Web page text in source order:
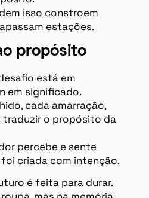
isso constroem
estações.
propósito
está em
em significado.
cada amarração,
traduzir o propósito da
percebe e sente
criada com intenção.
é feita para durar.